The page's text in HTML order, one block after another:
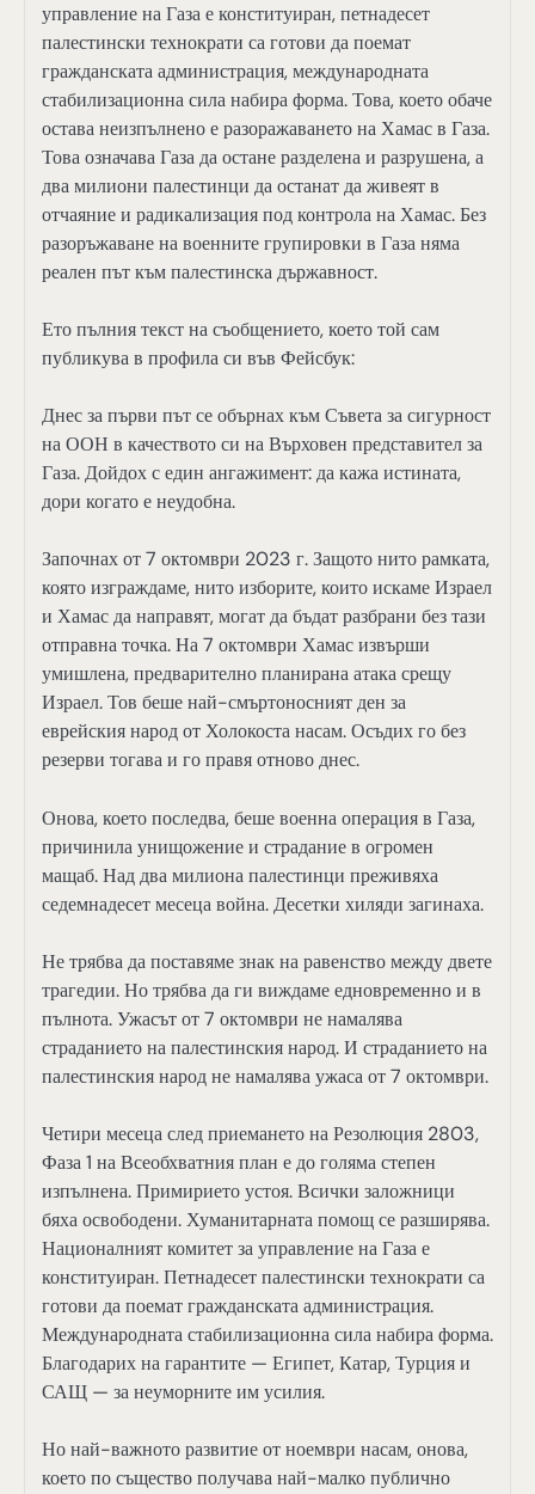
управление на Газа е конституиран, петнадесет
палестински технократи са готови да поемат
гражданската администрация, международната
стабилизационна сила набира форма. Това, което обаче
остава неизпълнено е разоражаването на Хамас в Газа.
Това означава Газа да остане разделена и разрушена, а
два милиони палестинци да останат да живеят в
отчаяние и радикализация под контрола на Хамас. Без
разоръжаване на военните групировки в Газа няма
реален път към палестинска държавност.
Ето пълния текст на съобщението, което той сам
публикува в профила си във Фейсбук:
Днес за първи път се обърнах към Съвета за сигурност
на ООН в качеството си на Върховен представител за
Газа. Дойдох с един ангажимент: да кажа истината,
дори когато е неудобна.
Започнах от 7 октомври 2023 г. Защото нито рамката,
която изграждаме, нито изборите, които искаме Израел
и Хамас да направят, могат да бъдат разбрани без тази
отправна точка. На 7 октомври Хамас извърши
умишлена, предварително планирана атака срещу
Израел. Тов беше най-смъртоносният ден за
еврейския народ от Холокоста насам. Осъдих го без
резерви тогава и го правя отново днес.
Онова, което последва, беше военна операция в Газа,
причинила унищожение и страдание в огромен
мащаб. Над два милиона палестинци преживяха
седемнадесет месеца война. Десетки хиляди загинаха.
Не трябва да поставяме знак на равенство между двете
трагедии. Но трябва да ги виждаме едновременно и в
пълнота. Ужасът от 7 октомври не намалява
страданието на палестинския народ. И страданието на
палестинския народ не намалява ужаса от 7 октомври.
Четири месеца след приемането на Резолюция 2803,
Фаза 1 на Всеобхватния план е до голяма степен
изпълнена. Примирието устоя. Всички заложници
бяха освободени. Хуманитарната помощ се разширява.
Националният комитет за управление на Газа е
конституиран. Петнадесет палестински технократи са
готови да поемат гражданската администрация.
Международната стабилизационна сила набира форма.
Благодарих на гарантите — Египет, Катар, Турция и
САЩ — за неуморните им усилия.
Но най-важното развитие от ноември насам, онова,
което по същество получава най-малко публично